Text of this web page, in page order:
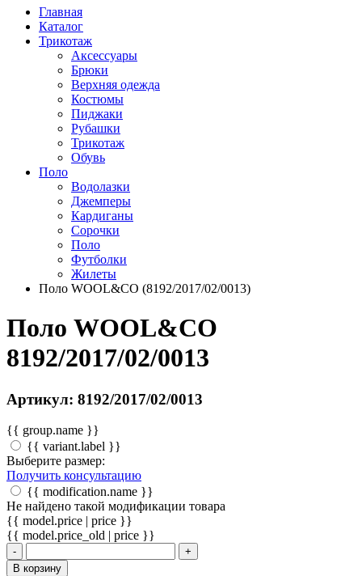
Главная
Каталог
Трикотаж
Аксессуары
Брюки
Верхняя одежда
Костюмы
Пиджаки
Рубашки
Трикотаж
Обувь
Поло
Водолазки
Джемперы
Кардиганы
Сорочки
Поло
Футболки
Жилеты
Поло WOOL&CO (8192/2017/02/0013)
Поло WOOL&CO
8192/2017/02/0013
Артикул: 8192/2017/02/0013
{{ group.name }}
{{ variant.label }}
Выберите размер:
Получить консультацию
{{ modification.name }}
Не найдено такой модификации товара
{{ model.price | price }}
{{ model.price_old | price }}
-
+
В корзину